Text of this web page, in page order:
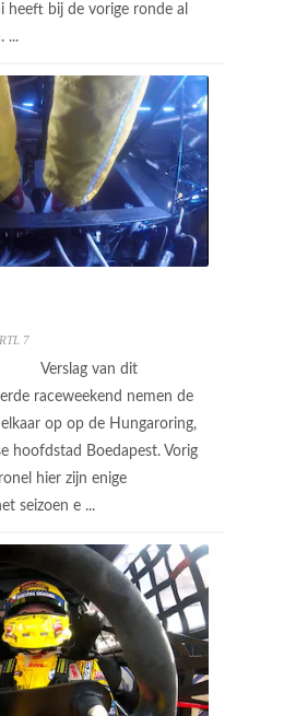
heeft bij de vorige ronde al
...
RTL 7
Verslag van dit
raceweekend nemen de
op op de Hungaroring,
hoofdstad Boedapest. Vorig
hier zijn enige
seizoen e ...